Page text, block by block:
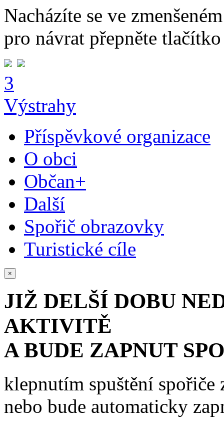
Nacházíte se ve
pro návrat přepněte tlačítko
3
Výstrahy
Příspěvkové organizace
O obci
Občan+
Další
Spořič obrazovky
Turistické cíle
×
JIŽ DELŠÍ DOBU
AKTIVITĚ
A BUDE ZAPNUT
klepnutím spuštění spořiče
nebo bude automaticky